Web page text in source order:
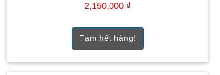
2,150,000 ₫
Tạm hết hàng!